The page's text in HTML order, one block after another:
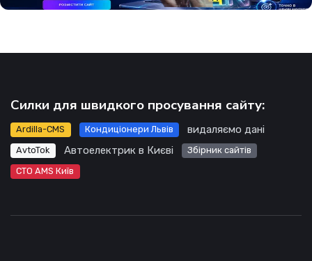
Силки для швидкого просування сайту:
Ardilla-CMS Кондиціонери Львів видаляємо дані
AvtoTok Автоелектрик в Києві
Збірник сайтів
СТО AMS Київ